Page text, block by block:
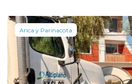
Arica y Parinacota